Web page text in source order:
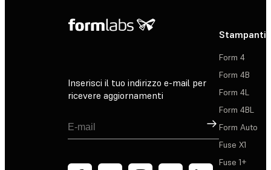
Inserisci il tuo indirizzo e-mail per
ricevere aggiornamenti
Registrati
Stampanti
Form 4
Form 4B
Form 4L
Form 4BL
Form Auto
Fuse X1
Fuse 1+